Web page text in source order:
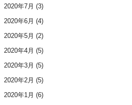
2020年7月 (3)
2020年6月 (4)
2020年5月 (2)
2020年4月 (5)
2020年3月 (5)
2020年2月 (5)
2020年1月 (6)